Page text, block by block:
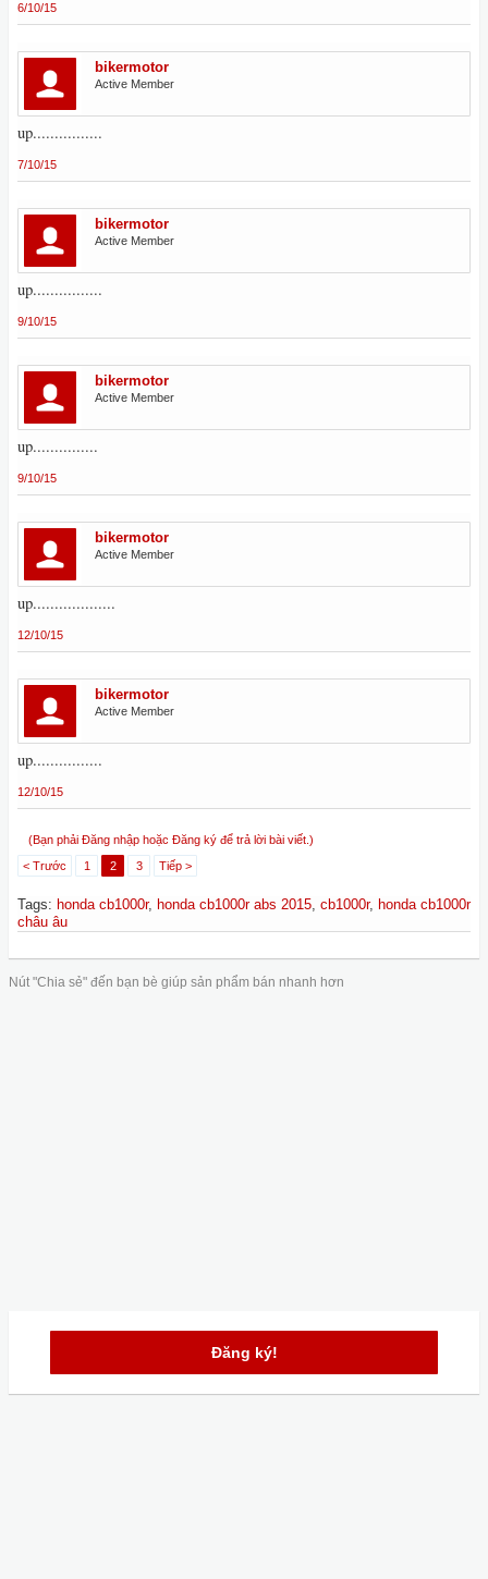
6/10/15
bikermotor
Active Member
up................
7/10/15
bikermotor
Active Member
up................
9/10/15
bikermotor
Active Member
up...............
9/10/15
bikermotor
Active Member
up...................
12/10/15
bikermotor
Active Member
up................
12/10/15
(Bạn phải Đăng nhập hoặc Đăng ký để trả lời bài viết.)
< Trước
1 2 3 Tiếp >
Tags: honda cb1000r, honda cb1000r abs 2015, cb1000r, honda cb1000r
châu âu
Nút "Chia sẻ" đến bạn bè giúp sản phẩm bán nhanh hơn
Đăng ký!